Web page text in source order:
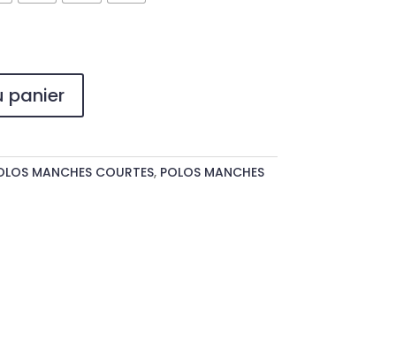
panier
MANCHES COURTES, POLOS MANCHES